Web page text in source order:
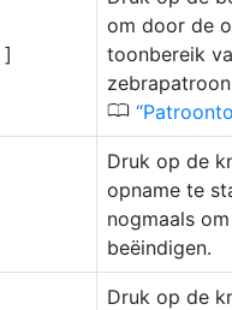
]
om door de
toonbereik
0
Druk op de
opname te
nogmaals
beëindigen.
Druk op de